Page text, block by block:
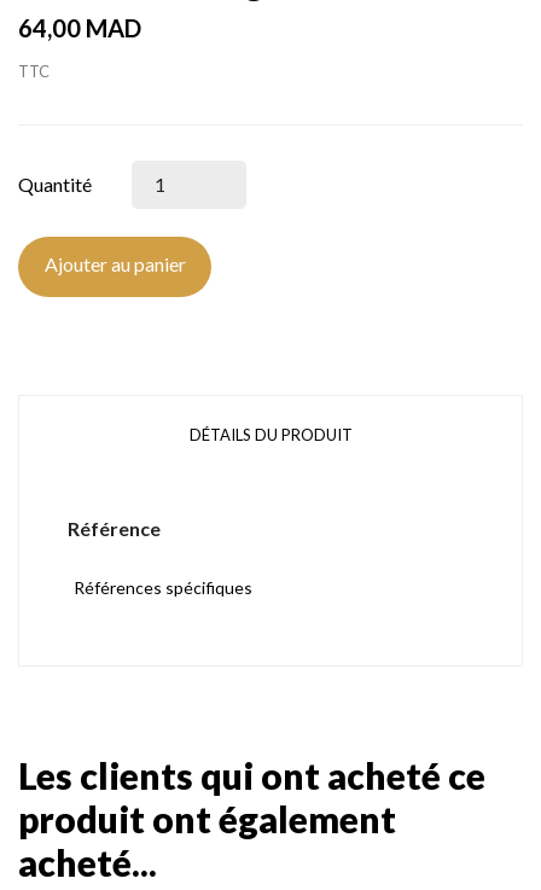
64,00 MAD
TTC
Quantité
Ajouter au panier
DÉTAILS DU PRODUIT
Référence
Références spécifiques
Les clients qui ont acheté ce
produit ont également
acheté...